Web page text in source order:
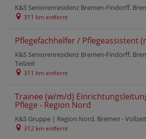
K&S Seniorenresidenz Bremen-Findorff,
311 km entfernt
Pflegefachhelfer / Pflegeassistent
K&S Seniorenresidenz Bremen-Findorff,
Teilzeit
311 km entfernt
Trainee (w/m/d)
Pflege - Region Nord
K&S Gruppe | Region Nord, Bremen -Vollzeit
312 km entfernt